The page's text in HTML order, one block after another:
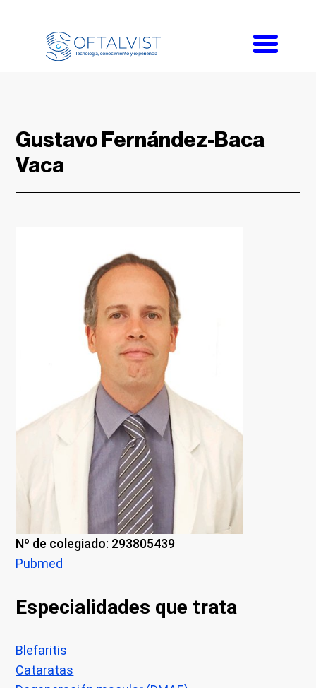
Toggle
Gustavo Fernández-Baca
Vaca
Nº de colegiado: 293805439
Pubmed
Especialidades que trata
Blefaritis
Cataratas